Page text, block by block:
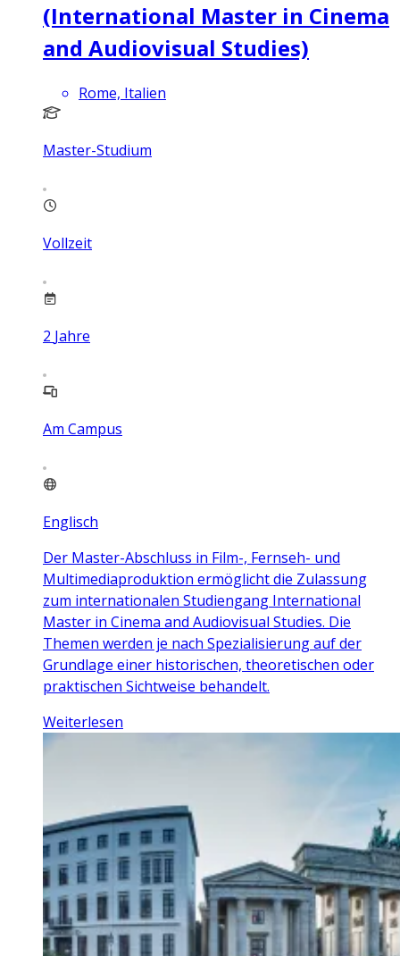
(International Master in Cinema
and Audiovisual Studies)
Rome, Italien
Master-Studium
Vollzeit
2 Jahre
Am Campus
Englisch
Der Master-Abschluss in Film-, Fernseh- und
Multimediaproduktion ermöglicht die Zulassung
zum internationalen Studiengang International
Master in Cinema and Audiovisual Studies. Die
Themen werden je nach Spezialisierung auf der
Grundlage einer historischen, theoretischen oder
praktischen Sichtweise behandelt.
Weiterlesen